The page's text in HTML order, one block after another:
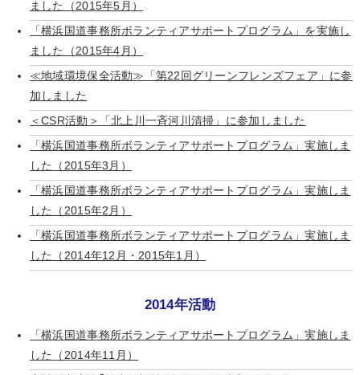
ました（2015年5月）
「横浜国道事務所ボランティアサポートプログラム」を実施し
ました（2015年4月）
≪地域環境保全活動≫「第22回グリーンフレンズフェア」に参
加しました
＜CSR活動＞「北上川一斉河川清掃」に参加しました
「横浜国道事務所ボランティアサポートプログラム」実施しま
した（2015年3月）
「横浜国道事務所ボランティアサポートプログラム」実施しま
した（2015年2月）
「横浜国道事務所ボランティアサポートプログラム」実施しま
した（2014年12月・2015年1月）
2014年活動
「横浜国道事務所ボランティアサポートプログラム」実施しま
した（2014年11月）